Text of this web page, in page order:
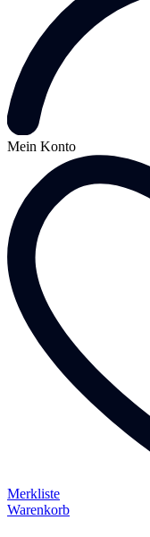
Mein Konto
Merkliste
Warenkorb